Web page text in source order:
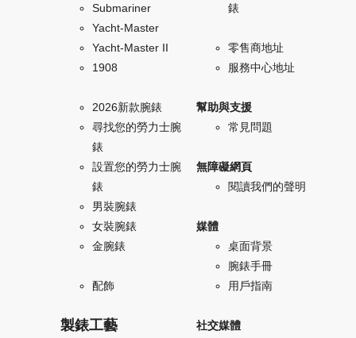
Submariner
Yacht-Master
Yacht-Master II
1908
2026新款腕錶
尋找您的勞力士腕
錶
設置您的勞力士腕
錶
男裝腕錶
女裝腕錶
金腕錶
配飾
製錶工藝
錶
零售商地址
服務中心地址
幫助與支援
常見問題
無障礙網頁
閱讀我們的聲明
媒體
桌面背景
腕錶手冊
用戶指南
社交媒體